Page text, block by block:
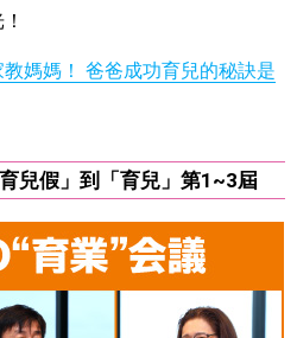
媽媽！ 爸爸成功育兒的秘訣是
兒假」到「育兒」第1~3屆